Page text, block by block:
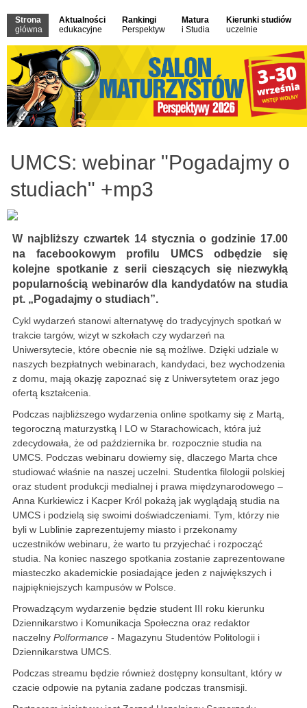
Strona
główna
Aktualności
edukacyjne
Rankingi
Perspektyw
Matura
i Studia
Kierunki studiów
uczelnie
UMCS: webinar "Pogadajmy o
studiach" +mp3
W najbliższy czwartek 14 stycznia o godzinie 17.00
na facebookowym profilu UMCS odbędzie się
kolejne spotkanie z serii cieszących się niezwykłą
popularnością webinarów dla kandydatów na studia
pt. „Pogadajmy o studiach”.
Cykl wydarzeń stanowi alternatywę do tradycyjnych spotkań w
trakcie targów, wizyt w szkołach czy wydarzeń na
Uniwersytecie, które obecnie nie są możliwe. Dzięki udziale w
naszych bezpłatnych webinarach, kandydaci, bez wychodzenia
z domu, mają okazję zapoznać się z Uniwersytetem oraz jego
ofertą kształcenia.
Podczas najbliższego wydarzenia online spotkamy się z Martą,
tegoroczną maturzystką I LO w Starachowicach, która już
zdecydowała, że od października br. rozpocznie studia na
UMCS. Podczas webinaru dowiemy się, dlaczego Marta chce
studiować właśnie na naszej uczelni. Studentka filologii polskiej
oraz student produkcji medialnej i prawa międzynarodowego –
Anna Kurkiewicz i Kacper Król pokażą jak wyglądają studia na
UMCS i podzielą się swoimi doświadczeniami. Tym, którzy nie
byli w Lublinie zaprezentujemy miasto i przekonamy
uczestników webinaru, że warto tu przyjechać i rozpocząć
studia. Na koniec naszego spotkania zostanie zaprezentowane
miasteczko akademickie posiadające jeden z największych i
najpiękniejszych kampusów w Polsce.
Prowadzącym wydarzenie będzie student III roku kierunku
Dziennikarstwo i Komunikacja Społeczna oraz redaktor
naczelny Polformance - Magazynu Studentów Politologii i
Dziennikarstwa UMCS.
Podczas streamu będzie również dostępny konsultant, który w
czacie odpowie na pytania zadane podczas transmisji.